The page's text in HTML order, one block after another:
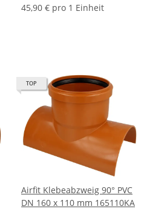
45,90 € pro 1 Einheit
TOP
Airfit Klebeabzweig 90° PVC
DN 160 x 110 mm 165110KA